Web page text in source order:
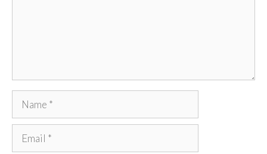
Name
Email